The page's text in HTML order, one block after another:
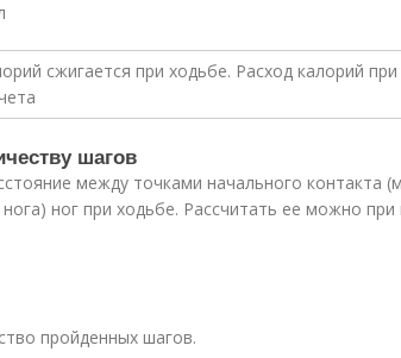
шагов
между точками начального контакта
ног при ходьбе. Рассчитать ее можно
пройденных шагов.